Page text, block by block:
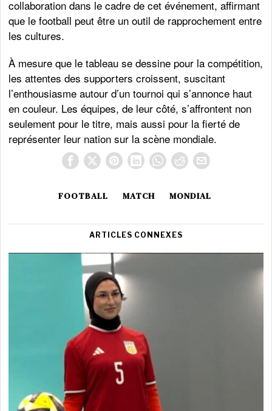
collaboration dans le cadre de cet événement, affirmant
que le football peut être un outil de rapprochement entre
les cultures.
À mesure que le tableau se dessine pour la compétition,
les attentes des supporters croissent, suscitant
l’enthousiasme autour d’un tournoi qui s’annonce haut
en couleur. Les équipes, de leur côté, s’affrontent non
seulement pour le titre, mais aussi pour la fierté de
représenter leur nation sur la scène mondiale.
FOOTBALL MATCH MONDIAL
ARTICLES CONNEXES